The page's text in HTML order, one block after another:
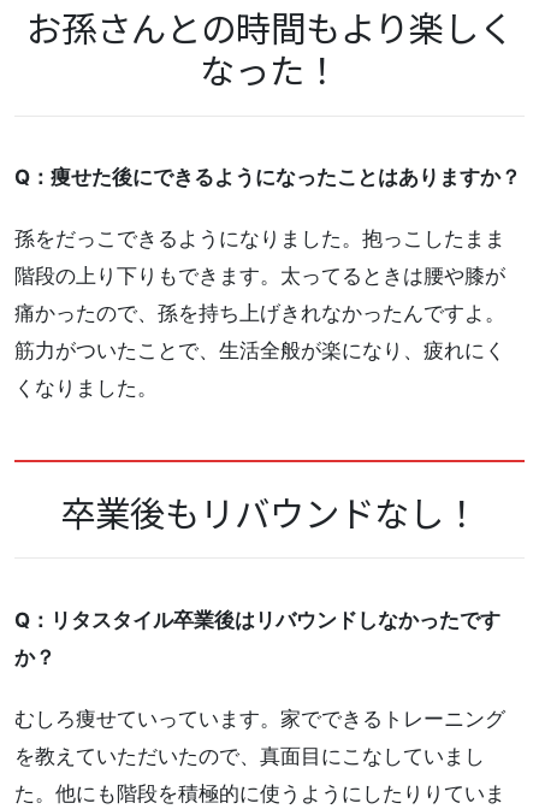
お孫さんとの時間もより楽しく
なった！
Q：痩せた後にできるようになったことはありますか？
孫をだっこできるようになりました。抱っこしたまま
階段の上り下りもできます。太ってるときは腰や膝が
痛かったので、孫を持ち上げきれなかったんですよ。
筋力がついたことで、生活全般が楽になり、疲れにく
くなりました。
卒業後もリバウンドなし！
Q：リタスタイル卒業後はリバウンドしなかったです
か？
むしろ痩せていっています。家でできるトレーニング
を教えていただいたので、真面目にこなしていまし
た。他にも階段を積極的に使うようにしたりりていま